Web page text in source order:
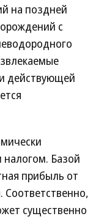
на поздней
с
действующей
Базой
прибыль от
существенно